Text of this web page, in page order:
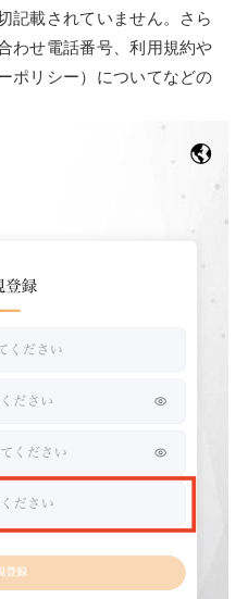
記載されていません。さら
わせ電話番号、利用規約や
ポリシー）についてなどの